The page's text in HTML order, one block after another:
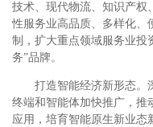
技术、现代物流、知识产权
性服务业高品质、多样化、
制，扩大重点领域服务业投
务”品牌。
打造智能经济新形态。
终端和智能体加快推广，推
应用，培育智能原生新业态